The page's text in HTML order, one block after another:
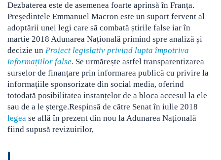
Dezbaterea este de asemenea foarte aprinsă în Franța.
Președintele Emmanuel Macron este un suport fervent al
adoptării unei legi care să combată știrile false iar în
martie 2018 Adunarea Națională primind spre analiză și
decizie un Proiect legislativ privind lupta împotriva
informațiilor false. Se urmărește astfel transparentizarea
surselor de finanțare prin informarea publică cu privire la
informațiile sponsorizate din social media, oferind
totodată posibilitatea instanțelor de a bloca accesul la ele
sau de a le șterge.Respinsă de către Senat în iulie 2018
legea se află în prezent din nou la Adunarea Națională
fiind supusă revizuirilor,